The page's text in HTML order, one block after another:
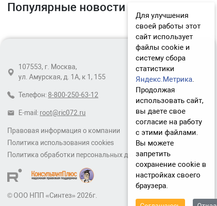
Популярные новости
Правовая информация о компании
Политика использования cookies
Политика обработки персональных данных
© ООО НПП «Синтез» 2026г.
107553, г. Москва,
ул. Амурская, д. 1А, к 1, 155
Телефон: 8-800-250-63-12
E-mail: root@ric072.ru
Для улучшения
своей работы этот
сайт использует
файлы cookie и
систему сбора
статистики
Яндекс.Метрика.
Продолжая
использовать сайт,
вы даете свое
согласие на работу
с этими файлами.
Вы можете
запретить
сохранение cookie в
настройках своего
браузера.